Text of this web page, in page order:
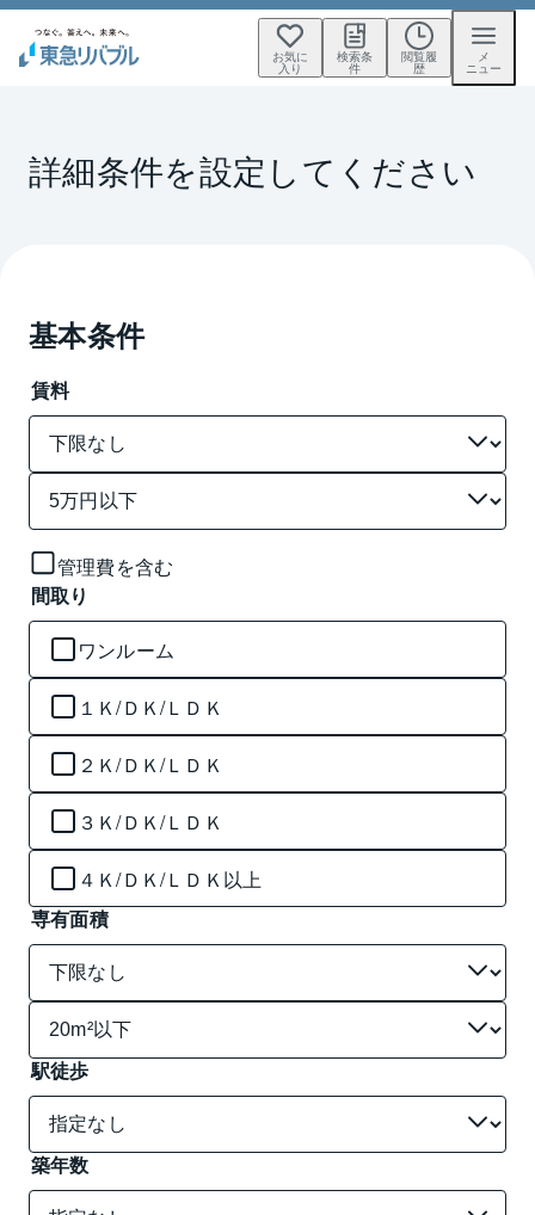
お気に
入り
検索条
件
閲覧履
歴
メ
ニュー
詳細条件を設定してください
基本条件
賃料
管理費を含む
間取り
ワンルーム
１Ｋ/ＤＫ/ＬＤＫ
２Ｋ/ＤＫ/ＬＤＫ
３Ｋ/ＤＫ/ＬＤＫ
４Ｋ/ＤＫ/ＬＤＫ以上
専有面積
駅徒歩
築年数